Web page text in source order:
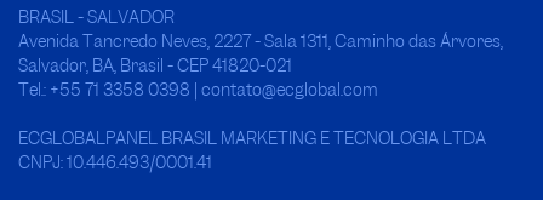
BRASIL - SALVADOR
Avenida Tancredo Neves, 2227 - Sala 1311, Caminho das Árvores,
Salvador, BA, Brasil - CEP 41820-021
Tel.: +55 71 3358 0398 | contato@ecglobal.com
ECGLOBALPANEL BRASIL MARKETING E TECNOLOGIA LTDA
CNPJ: 10.446.493/0001.41